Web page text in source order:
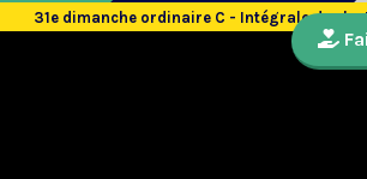
31e dimanche ordinaire C - Intégrale des